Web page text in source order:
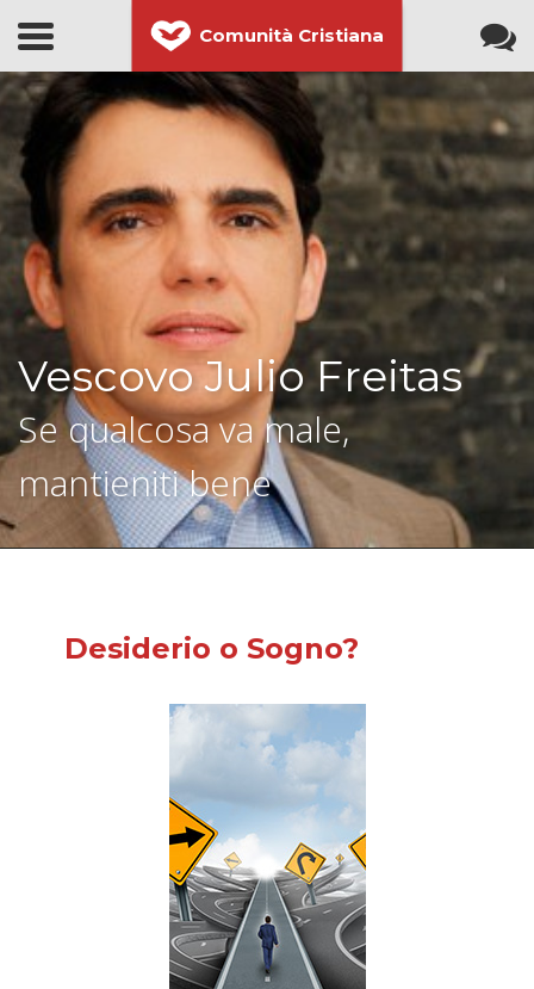
Comunità Cristiana
Vescovo Julio Freitas
Se qualcosa va male,
mantieniti bene
Desiderio o Sogno?